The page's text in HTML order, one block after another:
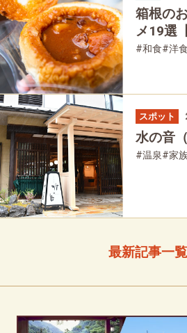
箱根の
メ19選
#和食#洋食
スポット
水の音
#温泉#家
最新記事一覧